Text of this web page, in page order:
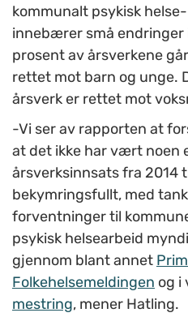
kommunalt psykisk
innebærer små endringer
prosent av årsverkene
rettet mot barn og unge.
årsverk er rettet mot
-Vi ser av rapporten at
at det ikke har vært noen
årsverksinnsats fra 2014
bekymringsfullt, med
forventninger til
psykisk helsearbeid
gjennom blant annet
Folkehelsemeldingen og i
mestring, mener Hatling.